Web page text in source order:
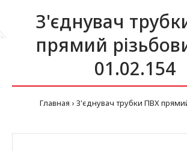
З'єднувач
прямий
01.02.154
Главная З'єднувач трубки ПВХ